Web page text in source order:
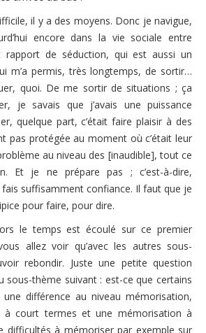
il y a des moyens. Donc je navigue,
encore dans la vie sociale entre
de séduction, qui est aussi un
m’a permis, très longtemps, de sortir…
quoi. De me sortir de situations ; ça
je savais que j’avais une puissance
quelque part, c’était faire plaisir à des
pas protégée au moment où c’était leur
au niveau des [inaudible], tout ce
Et je ne prépare pas ; c’est-à-dire,
suffisamment confiance. Il faut que je
pour faire, pour dire.
le temps est écoulé sur ce premier
allez voir qu’avec les autres sous-
rebondir. Juste une petite question
sous-thème suivant : est-ce que certains
différence au niveau mémorisation,
à court termes et une mémorisation à
difficultés à mémoriser par exemple sur